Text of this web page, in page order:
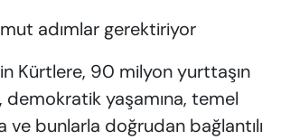
adımlar gerektiriyor
Kürtlere, 90 milyon yurttaşın
demokratik yaşamına, temel
ve bunlarla doğrudan bağlantılı